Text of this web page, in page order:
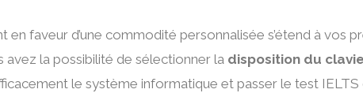
en faveur d’une commodité personnalisée s’étend à vos
la possibilité de sélectionner la disposition du
le système informatique et passer le test